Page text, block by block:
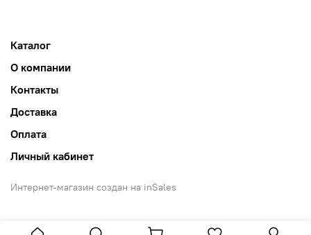
Каталог
О компании
Контакты
Доставка
Оплата
Личный кабинет
Интернет-магазин создан на inSales